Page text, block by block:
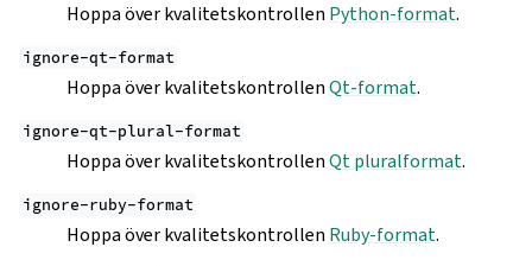
Hoppa över kvalitetskontrollen Python-format.
ignore-qt-format
Hoppa över kvalitetskontrollenQt-format.
ignore-qt-plural-format
Hoppa över kvalitetskontrollenQt pluralformat.
ignore-ruby-format
Hoppa över kvalitetskontrollen Ruby-format.